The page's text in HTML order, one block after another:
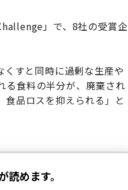
」で、8社の受賞企
すと同時に過剰な生産や
食料の半分が、廃棄され
品ロスを抑えられる」と